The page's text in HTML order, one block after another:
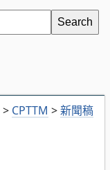
> CPTTM >新聞稿